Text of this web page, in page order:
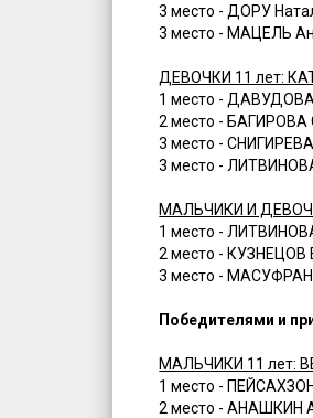
3 место - ДОРУ
3 место - МАЦЕЛЬ
ДЕВОЧКИ 11 лет:
1 место - ДАВУДОВА
2 место - БАГИРОВА
3 место -
3 место -
МАЛЬЧИКИ И
1 место -
2 место - КУЗНЕЦОВ
3 место -
Победителями и
МАЛЬЧИКИ 11 лет:
1 место -
2 место - АНАШКИН